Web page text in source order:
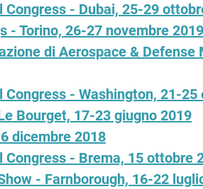
- Dubai, 25-29
- Torino, 26-27 novembre 2019
di Aerospace &
- Washington, 21-25
Bourget, 17-23 giugno 2019
dicembre 2018
- Brema, 15 ottobre
- Farnborough, 16-22